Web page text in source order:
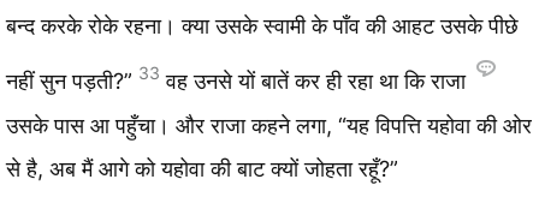
बन्द करके रोके रहना। क्या उसके स्वामी के पाँव की आहट उसके पीछे
नहीं सुन पड़ती?” 33 वह उनसे यों बातें कर ही रहा था कि राजा
उसके पास आ पहुँचा। और राजा कहने लगा, “यह विपत्ति यहोवा की ओर
से है, अब मैं आगे को यहोवा की बाट क्यों जोहता रहूँ?”